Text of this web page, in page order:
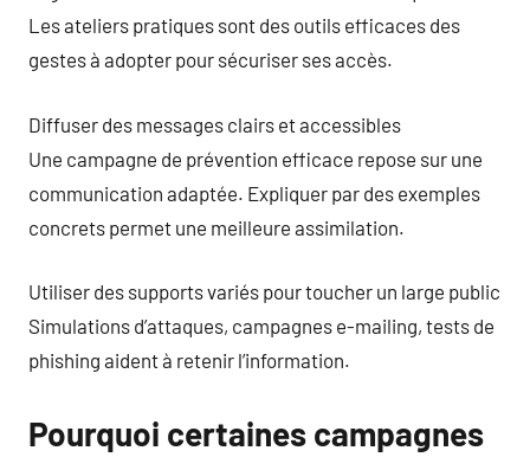
Les ateliers pratiques sont des outils efficaces des
gestes à adopter pour sécuriser ses accès.
Diffuser des messages clairs et accessibles
Une campagne de prévention efficace repose sur une
communication adaptée. Expliquer par des exemples
concrets permet une meilleure assimilation.
Utiliser des supports variés pour toucher un large public
Simulations d’attaques, campagnes e-mailing, tests de
phishing aident à retenir l’information.
Pourquoi certaines campagnes